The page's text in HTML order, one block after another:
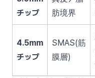
チップ
肪境界
4.5mm
チップ
SMAS(筋
膜層)